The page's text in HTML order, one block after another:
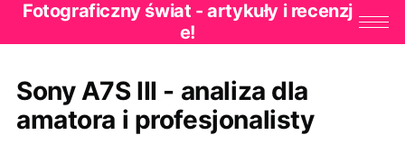
Fotograficzny świat - artykuły i recenzj
e!
Sony A7S III - analiza dla
amatora i profesjonalisty